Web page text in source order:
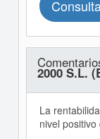
2000 S.L.
La
nivel positivo